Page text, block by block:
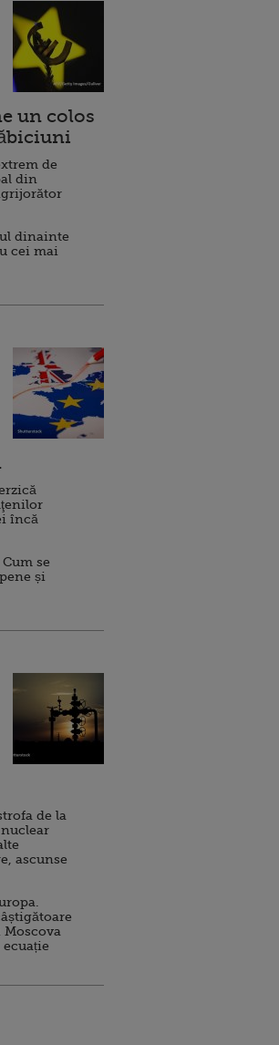
un colos
de
din
dinainte
cei mai
încă
se
și
de la
ascunse
Moscova